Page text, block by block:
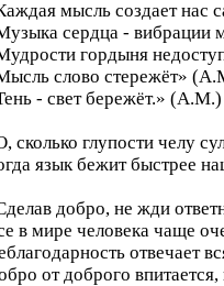
мысль создает нас
сердца - вибрации
гордыня
слово стережёт»
- свет бережёт.» (А.М.)
сколько глупости челу
язык бежит быстрее
добро, не жди
в мире человека чаще
отвечает
от доброго